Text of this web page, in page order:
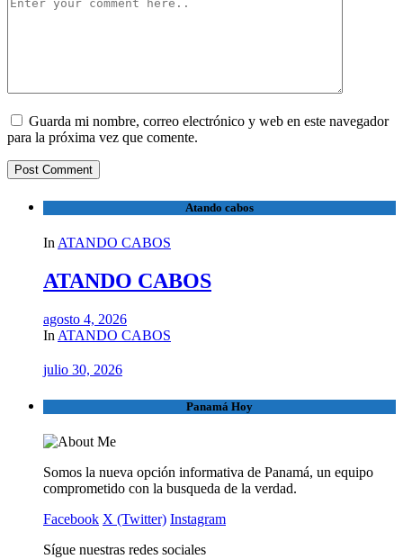
Guarda mi nombre, correo electrónico y web en este navegador
para la próxima vez que comente.
Atando cabos
In ATANDO CABOS
ATANDO CABOS
agosto 4, 2026
In ATANDO CABOS
julio 30, 2026
Panamá Hoy
Somos la nueva opción informativa de Panamá, un equipo
comprometido con la busqueda de la verdad.
Facebook X (Twitter) Instagram
Sígue nuestras redes sociales